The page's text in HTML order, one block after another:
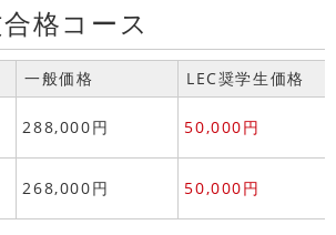
格コース
一般価格
LEC奨学生価格
288,000円 50,000円
268,000円 50,000円